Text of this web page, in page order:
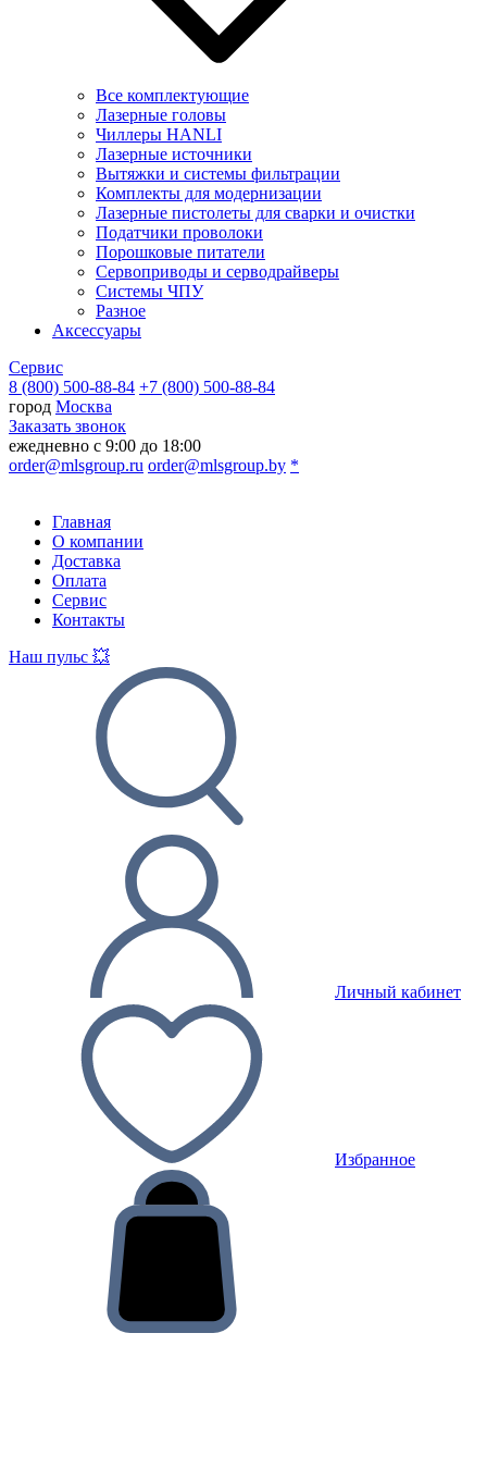
Все комплектующие
Лазерные головы
Чиллеры HANLI
Лазерные источники
Вытяжки и системы фильтрации
Комплекты для модернизации
Лазерные пистолеты для сварки и очистки
Податчики проволоки
Порошковые питатели
Сервоприводы и серводрайверы
Системы ЧПУ
Разное
Аксессуары
Сервис
8 (800) 500-88-84 +7 (800) 500-88-84
город Москва
Заказать звонок
ежедневно с 9:00 до 18:00
order@mlsgroup.ru order@mlsgroup.by *
Главная
О компании
Доставка
Оплата
Сервис
Контакты
Наш пульс 💥
Личный кабинет
Избранное